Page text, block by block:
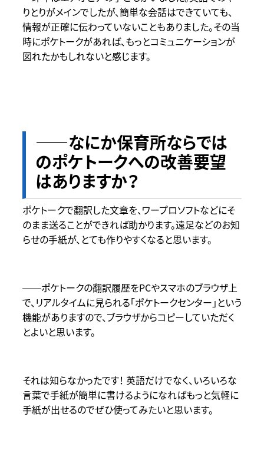
りとりがメインでしたが、簡単な会話はできていても、
情報が正確に伝わっていないこともありました。その当
時にポケトークがあれば、もっとコミュニケーションが
図れたかもしれないと感じます。
――なにか保育所ならでは
のポケトークへの改善要望
はありますか？
ポケトークで翻訳した文章を、ワープロソフトなどにそ
のまま送ることができれば助かります。遠足などのお知
らせの手紙が、とても作りやすくなると思います。
──ポケトークの翻訳履歴をPCやスマホのブラウザ上
で、リアルタイムに見られる「ポケトークセンター」という
機能がありますので、ブラウザからコピーしていただく
とよいと思います。
それは知らなかったです！ 英語だけでなく、いろいろな
言葉で手紙が簡単に書けるようになればもっと気軽に
手紙が出せるのでぜひ使ってみたいと思います。